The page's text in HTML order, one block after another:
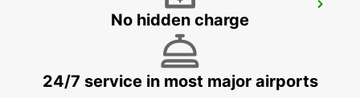
TROYES LA CHAPELLE-SAINT-LUC
LA CHAPELLE SAINT LUC - FRANCE
No hidden charge
24/7 service in most major airports